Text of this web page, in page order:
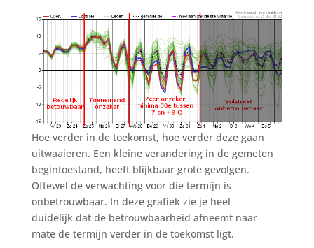
Hoe verder in de toekomst, hoe verder deze gaan
uitwaaieren. Een kleine verandering in de gemeten
begintoestand, heeft blijkbaar grote gevolgen.
Oftewel de verwachting voor die termijn is
onbetrouwbaar. In deze grafiek zie je heel
duidelijk dat de betrouwbaarheid afneemt naar
mate de termijn verder in de toekomst ligt.